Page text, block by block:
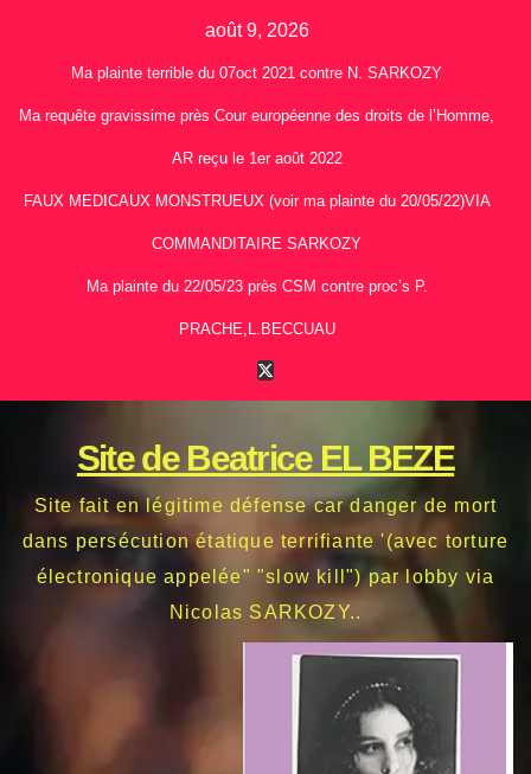
août 9, 2026
Ma plainte terrible du 07oct 2021 contre N. SARKOZY
Ma requête gravissime près Cour européenne des droits de l’Homme,
AR reçu le 1er août 2022
FAUX MEDICAUX MONSTRUEUX (voir ma plainte du 20/05/22)VIA
COMMANDITAIRE SARKOZY
Ma plainte du 22/05/23 près CSM contre proc’s P.
PRACHE,L.BECCUAU
Site de Beatrice EL BEZE
Site fait en légitime défense car danger de mort
dans persécution étatique terrifiante '(avec torture
électronique appelée" "slow kill") par lobby via
Nicolas SARKOZY..